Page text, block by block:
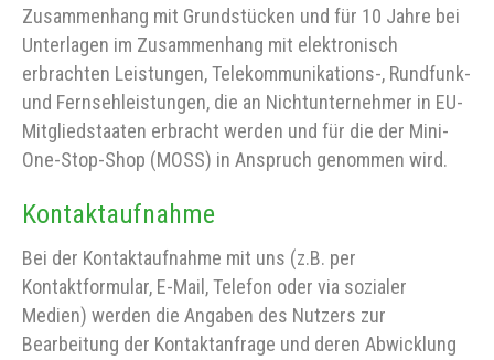
Zusammenhang mit Grundstücken und für 10 Jahre bei
Unterlagen im Zusammenhang mit elektronisch
erbrachten Leistungen, Telekommunikations-, Rundfunk-
und Fernsehleistungen, die an Nichtunternehmer in EU-
Mitgliedstaaten erbracht werden und für die der Mini-
One-Stop-Shop (MOSS) in Anspruch genommen wird.
Kontaktaufnahme
Bei der Kontaktaufnahme mit uns (z.B. per
Kontaktformular, E-Mail, Telefon oder via sozialer
Medien) werden die Angaben des Nutzers zur
Bearbeitung der Kontaktanfrage und deren Abwicklung